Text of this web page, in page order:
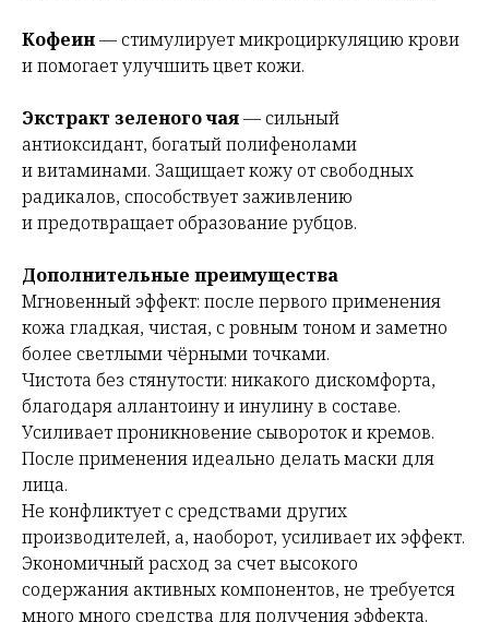
Кофеин— стимулирует микроциркуляцию крови
и помогает улучшить цвет кожи.
Экстракт зеленого чая— сильный
антиоксидант, богатый полифенолами
и витаминами. Защищает кожу от свободных
радикалов, способствует заживлению
и предотвращает образование рубцов.
Дополнительные преимущества
Мгновенный эффект: после первого применения
кожа гладкая, чистая, с ровным тоном и заметно
более светлыми чёрными точками.
Чистота без стянутости: никакого дискомфорта,
благодаря аллантоину и инулину в составе.
Усиливает проникновение сывороток и кремов.
После применения идеально делать маски для
лица.
Не конфликтует с средствами других
производителей, а, наоборот, усиливает их эффект.
Экономичный расход за счет высокого
содержания активных компонентов, не требуется
много много средства для получения эффекта.